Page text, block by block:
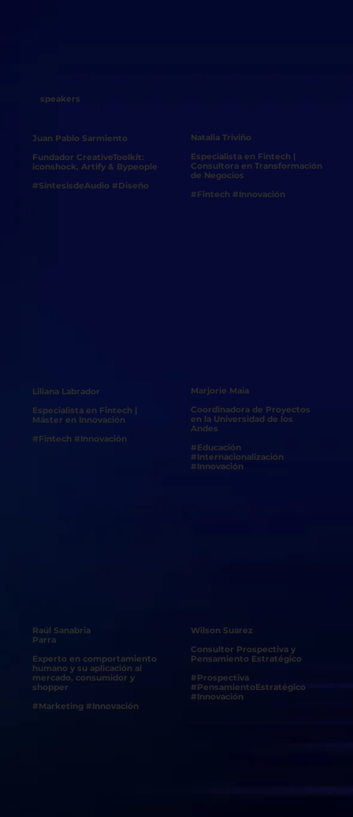
speakers
Juan Pablo Sarmiento
Fundador CreativeToolkit:
iconshock, Artify & Bypeople
#SintesisdeAudio #Diseño
Natalia Triviño
Especialista en Fintech |
Consultora en Transformación
de Negocios
#Fintech #Innovación
Liliana Labrador
Especialista en Fintech |
Máster en Innovación
#Fintech #Innovación
Marjorie Maia
Coordinadora de Proyectos
en la Universidad de los
Andes
#Educación
#Internacionalización
#Innovación
Raúl Sanabria
Parra
Experto en comportamiento
humano y su aplicación al
mercado, consumidor y
shopper
#Marketing #Innovación
Wilson Suarez
Consultor Prospectiva y
Pensamiento Estratégico
#Prospectiva
#PensamientoEstratégico
#Innovación